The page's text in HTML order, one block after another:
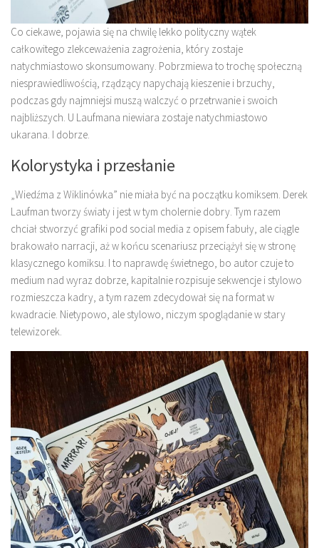
Co ciekawe, pojawia się na chwilę lekko polityczny wątek
całkowitego zlekceważenia zagrożenia, który zostaje
natychmiastowo skonsumowany. Pobrzmiewa to trochę społeczną
niesprawiedliwością, rządzący napychają kieszenie i brzuchy,
podczas gdy najmniejsi muszą walczyć o przetrwanie i swoich
najbliższych. U Laufmana niewiara zostaje natychmiastowo
ukarana. I dobrze.
Kolorystyka i przesłanie
„Wiedźma z Wiklinówka” nie miała być na początku komiksem. Derek
Laufman tworzy światy i jest w tym cholernie dobry. Tym razem
chciał stworzyć grafiki pod social media z opisem fabuły, ale ciągle
brakowało narracji, aż w końcu scenariusz przeciążył się w stronę
klasycznego komiksu. I to naprawdę świetnego, bo autor czuje to
medium nad wyraz dobrze, kapitalnie rozpisuje sekwencje i stylowo
rozmieszcza kadry, a tym razem zdecydował się na format w
kwadracie. Nietypowo, ale stylowo, niczym spoglądanie w stary
telewizorek.